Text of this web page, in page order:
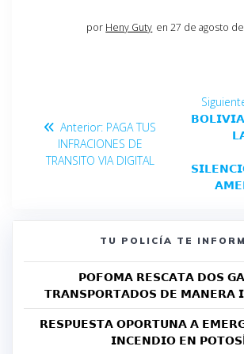
por Heny Guty en 27 de agosto
Anterior: PAGA TUS
INFRACIONES DE
TRANSITO VIA DIGITAL
TU POLICÍA TE
𝗣𝗢𝗙𝗢𝗠𝗔 𝗥𝗘𝗦𝗖𝗔𝗧𝗔 𝗗𝗢𝗦
𝗧𝗥𝗔𝗡𝗦𝗣𝗢𝗥𝗧𝗔𝗗𝗢𝗦 𝗗𝗘 𝗠𝗔𝗡𝗘𝗥𝗔
𝗥𝗘𝗦𝗣𝗨𝗘𝗦𝗧𝗔 𝗢𝗣𝗢𝗥𝗧𝗨𝗡𝗔 𝗔
𝗜𝗡𝗖𝗘𝗡𝗗𝗜𝗢 𝗘𝗡 𝗣𝗢𝗧𝗢𝗦Í